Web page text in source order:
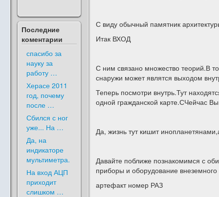
Последние
коментарии
спасибо за
науку за
работу …
Херасе 2011
год, почему
после …
Сбился с ног
уже... На …
Да, на
индикаторе
мультиметра.
На вход АЦП
приходит
слишком …
С виду обычный памятник
Итак ВХОД
С ним связано множество теорий.В
снаружи может являтся выходом
Теперь посмотри внутрь.Тут
одной гражданской карте.СЧейчас
Да, жизнь тут кишит
Давайте поближе познакомимся с
приборы и оборудование
артефакт номер РАЗ